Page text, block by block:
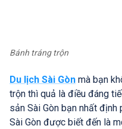
Bánh tráng trộn
Du lịch Sài Gòn mà bạn
trộn thì quả là điều đáng
sản Sài Gòn bạn nhất
Sài Gòn được biết đến là